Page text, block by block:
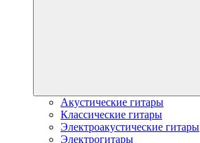
Акустические гитары
Классические гитары
Электроакустические гитары
Электрогитары